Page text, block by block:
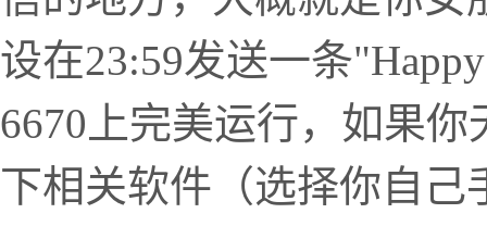
设在23:59发送一条
6670上完美运行，如果
下相关软件（选择你自己